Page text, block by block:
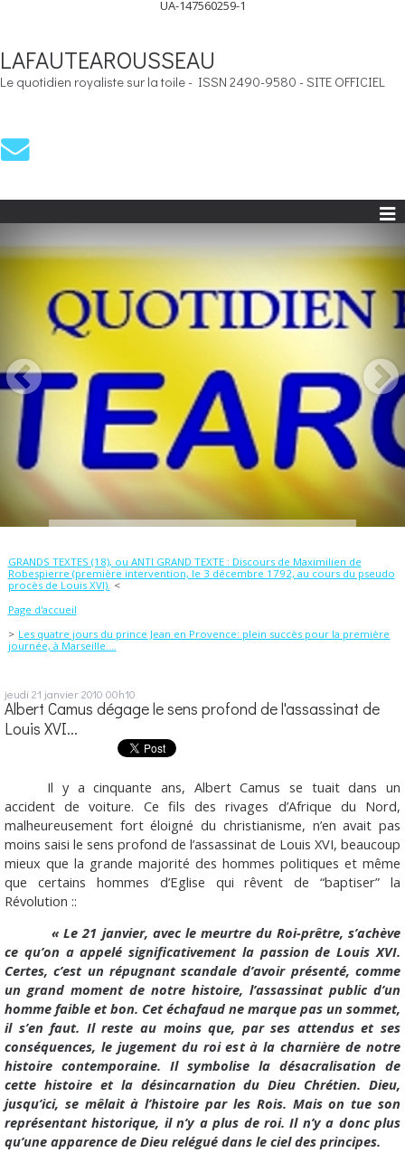
UA-147560259-1
LAFAUTEAROUSSEAU
Le quotidien royaliste sur la toile - ISSN 2490-9580 - SITE OFFICIEL
GRANDS TEXTES (18), ou ANTI GRAND TEXTE : Discours de Maximilien de
Robespierre (première intervention, le 3 décembre 1792, au cours du pseudo
procès de Louis XVI).
Page d'accueil
Les quatre jours du prince Jean en Provence: plein succès pour la première
journée, à Marseille....
jeudi 21 janvier 2010 00h10
Albert Camus dégage le sens profond de l'assassinat de
Louis XVI...
Il y a cinquante ans, Albert Camus se tuait dans un
accident de voiture. Ce fils des rivages d’Afrique du Nord,
malheureusement fort éloigné du christianisme, n’en avait pas
moins saisi le sens profond de l’assassinat de Louis XVI, beaucoup
mieux que la grande majorité des hommes politiques et même
que certains hommes d’Eglise qui rêvent de “baptiser” la
Révolution ::
« Le 21 janvier, avec le meurtre du Roi-prêtre, s’achève
ce qu’on a appelé significativement la passion de Louis XVI.
Certes, c’est un répugnant scandale d’avoir présenté, comme
un grand moment de notre histoire, l’assassinat public d’un
homme faible et bon. Cet échafaud ne marque pas un sommet,
il s’en faut. Il reste au moins que, par ses attendus et ses
conséquences, le jugement du roi est à la charnière de notre
histoire contemporaine. Il symbolise la désacralisation de
cette histoire et la désincarnation du Dieu Chrétien. Dieu,
jusqu’ici, se mêlait à l’histoire par les Rois. Mais on tue son
représentant historique, il n’y a plus de roi. Il n’y a donc plus
qu’une apparence de Dieu relégué dans le ciel des principes.